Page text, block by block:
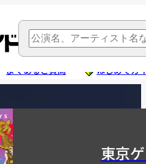
よくあるご質問 はじめてガ
東京